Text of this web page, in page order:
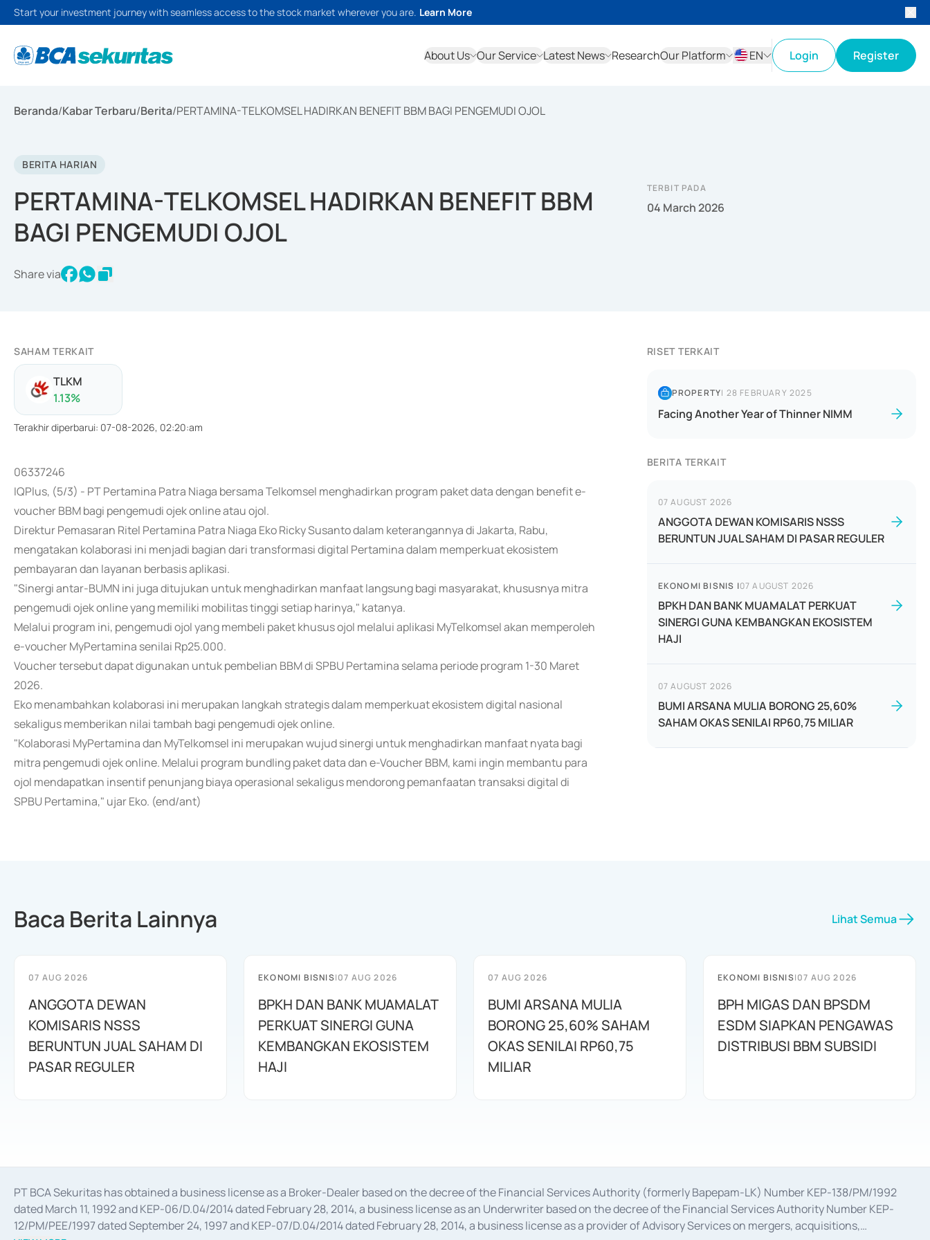
Start your investment journey with seamless access to the stock market wherever you are. Learn More
About Us Our Service Latest News ResearchOur Platform
EN
Login Register
Beranda/Kabar Terbaru/Berita/PERTAMINA-TELKOMSEL HADIRKAN BENEFIT BBM BAGI PENGEMUDI OJOL
BERITA HARIAN
PERTAMINA-TELKOMSEL HADIRKAN BENEFIT BBM
BAGI PENGEMUDI OJOL
Share via
TERBIT PADA
04 March 2026
SAHAM TERKAIT
TLKM
1.13%
Terakhir diperbarui: 07-08-2026, 02:20:am
06337246
IQPlus, (5/3) - PT Pertamina Patra Niaga bersama Telkomsel menghadirkan program paket data dengan benefit e-
voucher BBM bagi pengemudi ojek online atau ojol.
Direktur Pemasaran Ritel Pertamina Patra Niaga Eko Ricky Susanto dalam keterangannya di Jakarta, Rabu,
mengatakan kolaborasi ini menjadi bagian dari transformasi digital Pertamina dalam memperkuat ekosistem
pembayaran dan layanan berbasis aplikasi.
"Sinergi antar-BUMN ini juga ditujukan untuk menghadirkan manfaat langsung bagi masyarakat, khususnya mitra
pengemudi ojek online yang memiliki mobilitas tinggi setiap harinya," katanya.
Melalui program ini, pengemudi ojol yang membeli paket khusus ojol melalui aplikasi MyTelkomsel akan memperoleh
e-voucher MyPertamina senilai Rp25.000.
Voucher tersebut dapat digunakan untuk pembelian BBM di SPBU Pertamina selama periode program 1-30 Maret
2026.
Eko menambahkan kolaborasi ini merupakan langkah strategis dalam memperkuat ekosistem digital nasional
sekaligus memberikan nilai tambah bagi pengemudi ojek online.
"Kolaborasi MyPertamina dan MyTelkomsel ini merupakan wujud sinergi untuk menghadirkan manfaat nyata bagi
mitra pengemudi ojek online. Melalui program bundling paket data dan e-Voucher BBM, kami ingin membantu para
ojol mendapatkan insentif penunjang biaya operasional sekaligus mendorong pemanfaatan transaksi digital di
SPBU Pertamina," ujar Eko. (end/ant)
RISET TERKAIT
PROPERTY| 28 FEBRUARY 2025
Facing Another Year of Thinner NIMM
BERITA TERKAIT
07 AUGUST 2026
ANGGOTA DEWAN KOMISARIS NSSS
BERUNTUN JUAL SAHAM DI PASAR REGULER
EKONOMI BISNIS |07 AUGUST 2026
BPKH DAN BANK MUAMALAT PERKUAT
SINERGI GUNA KEMBANGKAN EKOSISTEM
HAJI
07 AUGUST 2026
BUMI ARSANA MULIA BORONG 25,60%
SAHAM OKAS SENILAI RP60,75 MILIAR
Baca Berita Lainnya Lihat Semua
07 AUG 2026
ANGGOTA DEWAN
KOMISARIS NSSS
BERUNTUN JUAL SAHAM DI
PASAR REGULER
EKONOMI BISNIS|07 AUG 2026
BPKH DAN BANK MUAMALAT
PERKUAT SINERGI GUNA
KEMBANGKAN EKOSISTEM
HAJI
07 AUG 2026
BUMI ARSANA MULIA
BORONG 25,60% SAHAM
OKAS SENILAI RP60,75
MILIAR
EKONOMI BISNIS|07 AUG 2026
BPH MIGAS DAN BPSDM
ESDM SIAPKAN PENGAWAS
DISTRIBUSI BBM SUBSIDI
PT BCA Sekuritas has obtained a business license as a Broker-Dealer based on the decree of the Financial Services Authority (formerly Bapepam-LK) Number KEP-138/PM/1992
dated March 11, 1992 and KEP-06/D.04/2014 dated February 28, 2014, a business license as an Underwriter based on the decree of the Financial Services Authority Number KEP-
12/PM/PEE/1997 dated September 24, 1997 and KEP-07/D.04/2014 dated February 28, 2014, a business license as a provider of Advisory Services on mergers, acquisitions,